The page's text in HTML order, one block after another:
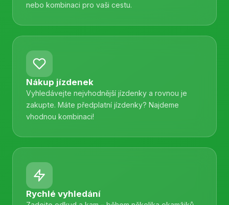
nebo kombinaci pro vaši cestu.
Nákup jízdenek
Vyhledávejte nejvhodnější jízdenky a rovnou je
zakupte. Máte předplatní jízdenky? Najdeme
vhodnou kombinaci!
Rychlé vyhledání